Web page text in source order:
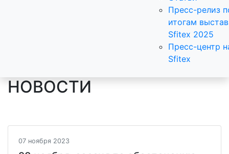
Пресс-релиз
итогам
Sfitex 2025
Пресс-центр
Sfitex
НОВОСТИ
07 ноября 2023